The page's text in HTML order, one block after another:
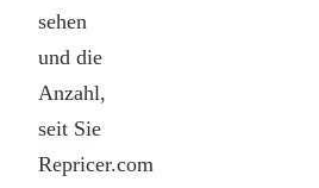
sehen
und die
Anzahl,
seit Sie
Repricer.com